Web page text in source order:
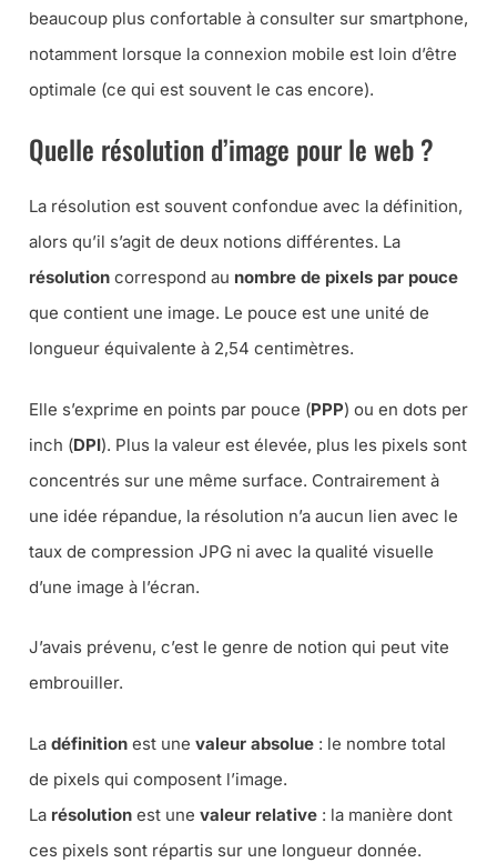
beaucoup plus confortable à consulter sur smartphone,
notamment lorsque la connexion mobile est loin d’être
optimale (ce qui est souvent le cas encore).
Quelle résolution d’image pour le web ?
La résolution est souvent confondue avec la définition,
alors qu’il s’agit de deux notions différentes. La
résolution correspond au nombre de pixels par pouce
que contient une image. Le pouce est une unité de
longueur équivalente à 2,54 centimètres.
Elle s’exprime en points par pouce (PPP) ou en dots per
inch (DPI). Plus la valeur est élevée, plus les pixels sont
concentrés sur une même surface. Contrairement à
une idée répandue, la résolution n’a aucun lien avec le
taux de compression JPG ni avec la qualité visuelle
d’une image à l’écran.
J’avais prévenu, c’est le genre de notion qui peut vite
embrouiller.
La définition est une valeur absolue : le nombre total
de pixels qui composent l’image.
La résolution est une valeur relative : la manière dont
ces pixels sont répartis sur une longueur donnée.